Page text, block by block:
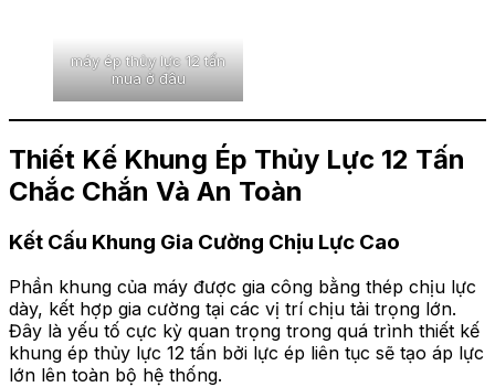
máy ép thủy lực 12 tấn
mua ở đâu
Thiết Kế Khung Ép Thủy Lực 12 Tấn
Chắc Chắn Và An Toàn
Kết Cấu Khung Gia Cường Chịu Lực Cao
Phần khung của máy được gia công bằng thép chịu lực
dày, kết hợp gia cường tại các vị trí chịu tải trọng lớn.
Đây là yếu tố cực kỳ quan trọng trong quá trình thiết kế
khung ép thủy lực 12 tấn bởi lực ép liên tục sẽ tạo áp lực
lớn lên toàn bộ hệ thống.